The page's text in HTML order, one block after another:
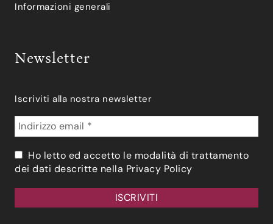
Informazioni generali
Newsletter
Iscriviti alla nostra newsletter
Ho letto ed accetto le modalità di trattamento
dei dati descritte nella Privacy Policy